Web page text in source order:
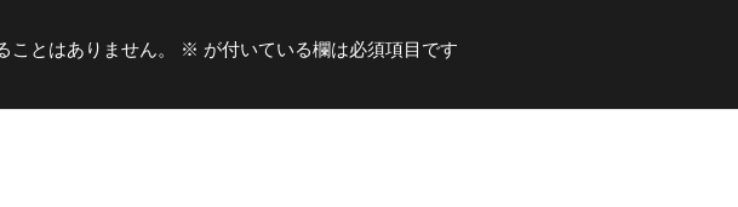
とはありません。 ※ が付いている欄は必須項目です